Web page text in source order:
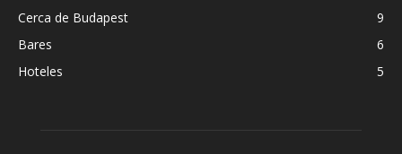
Cerca de Budapest
9
Bares
6
Hoteles
5